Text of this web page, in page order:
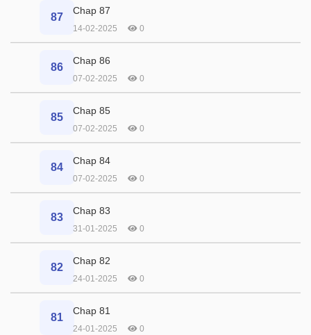
87
Chap 87
14-02-2025 0
86
Chap 86
07-02-2025 0
85
Chap 85
07-02-2025 0
84
Chap 84
07-02-2025 0
83
Chap 83
31-01-2025 0
82
Chap 82
24-01-2025 0
81
Chap 81
24-01-2025 0